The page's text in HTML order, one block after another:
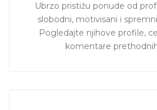
Ubrzo pristižu ponude od
slobodni, motivisani i
Pogledajte njihove profile,
komentare